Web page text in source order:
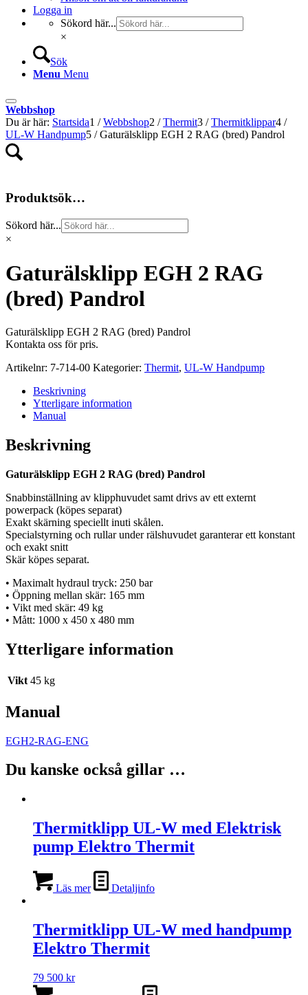
Logga in
Sökord här...
×
Sök
Menu Menu
Webbshop
Du är här: Startsida1 / Webbshop2 / Thermit3 / Thermitklippar4 /
UL-W Handpump5 / Gaturälsklipp EGH 2 RAG (bred) Pandrol
Produktsök…
Sökord här...
×
Gaturälsklipp EGH 2 RAG
(bred) Pandrol
Gaturälsklipp EGH 2 RAG (bred) Pandrol
Kontakta oss för pris.
Artikelnr: 7-714-00 Kategorier: Thermit, UL-W Handpump
Beskrivning
Ytterligare information
Manual
Beskrivning
Gaturälsklipp EGH 2 RAG (bred) Pandrol
Snabbinställning av klipphuvudet samt drivs av ett externt
powerpack (köpes separat)
Exakt skärning speciellt inuti skålen.
Specialstyrning och rullar under rälshuvudet garanterar ett konstant
och exakt snitt
Skär köpes separat.
• Maximalt hydraul tryck: 250 bar
• Öppning mellan skär: 165 mm
• Vikt med skär: 49 kg
• Mått: 1000 x 450 x 480 mm
Ytterligare information
Vikt 45 kg
Manual
EGH2-RAG-ENG
Du kanske också gillar …
Thermitklipp UL-W med Elektrisk
pump Elektro Thermit
Läs mer Detaljinfo
Thermitklipp UL-W med handpump
Elektro Thermit
79 500 kr